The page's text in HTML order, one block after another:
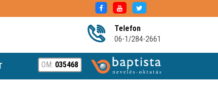
Telefon
06-1/284-2661
OM: 035468